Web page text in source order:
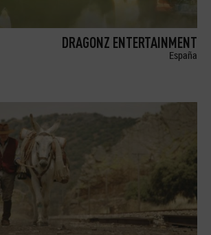
DRAGONZ ENTERTAINMENT
España